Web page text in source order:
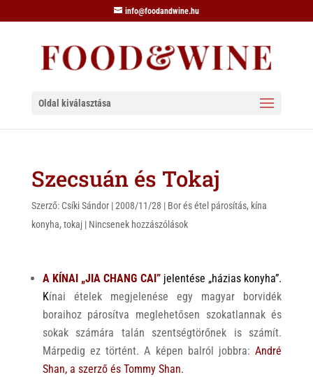
info@foodandwine.hu
Oldal kiválasztása
Szecsuán és Tokaj
Szerző: Csíki Sándor|2008/11/28 | Bor és étel párosítás, kína
konyha, tokaj | Nincsenek hozzászólások
A KÍNAI „JIA CHANG CAI” jelentése „házias konyha”.
Kínai ételek megjelenése egy magyar borvidék
boraihoz párosítva meglehetősen szokatlannak és
sokak számára talán szentségtörőnek is számít.
Márpedig ez történt. A képen balról jobbra:André
Shan, a szerző és Tommy Shan.